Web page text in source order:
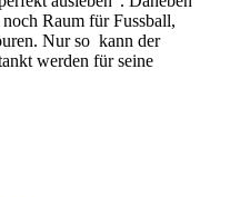
Raum für Fussball,
Nur so kann der
werden für seine